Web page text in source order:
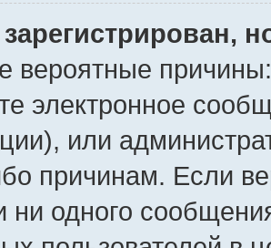
вероятные
электронное
или
причинам. Если
ни одного